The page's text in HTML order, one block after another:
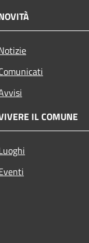
IL COMUNE